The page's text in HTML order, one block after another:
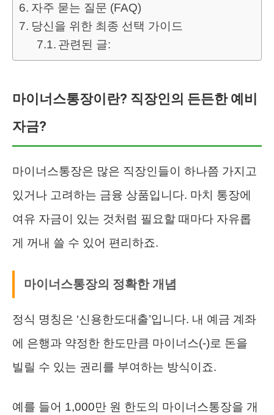
자주 묻는 질문 (FAQ)
당신을 위한 최종 선택 가이드
관련된 글:
마이너스통장이란? 직장인의 든든한 예비
자금?
마이너스통장은 많은 직장인들이 하나쯤 가지고
있거나 고려하는 금융 상품입니다. 마치 통장에
여유 자금이 있는 것처럼 필요할 때마다 자유롭
게 꺼내 쓸 수 있어 편리하죠.
마이너스통장의 정확한 개념
정식 명칭은 ‘신용한도대출’입니다. 내 예금 계좌
에 은행과 약정한 한도만큼 마이너스(-)로 돈을
빌릴 수 있는 권리를 부여하는 방식이죠.
예를 들어 1,000만 원 한도의 마이너스통장을 개